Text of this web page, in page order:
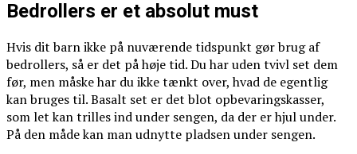
Bedrollers er et absolut must
Hvis dit barn ikke på nuværende tidspunkt gør brug af
bedrollers, så er det på høje tid. Du har uden tvivl set dem
før, men måske har du ikke tænkt over, hvad de egentlig
kan bruges til. Basalt set er det blot opbevaringskasser,
som let kan trilles ind under sengen, da der er hjul under.
På den måde kan man udnytte pladsen under sengen.